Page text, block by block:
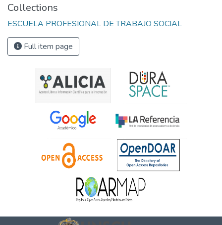
Collections
ESCUELA PROFESIONAL DE TRABAJO SOCIAL
Full item page